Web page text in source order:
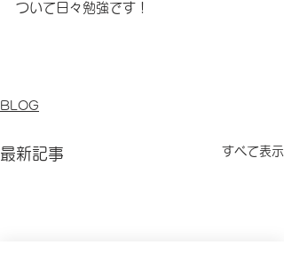
ついて日々勉強です！
BLOG
最新記事 すべて表示